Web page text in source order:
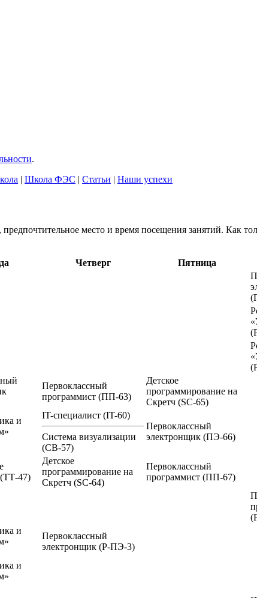
.
| Школа ФЭС | Статьи | Наши успехи
предпочтительное место и время посещения занятий. Как
Четверг Пятница
Первоклассный
программист (ПП-63)
Детское
программирование на
Скретч (SC-65)
и
IT-специалист (IT-60)
Система визуализации
(СВ-57)
Первоклассный
электронщик (ПЭ-66)
(ТТ-47)
Детское
программирование на
Скретч (SC-64)
Первоклассный
программист (ПП-67)
и
Первоклассный
электронщик (Р-ПЭ-3)
и